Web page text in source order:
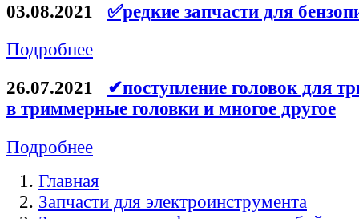
03.08.2021
✅редкие запчасти для
Подробнее
26.07.2021
✔поступление головок для
в триммерные головки и многое другое
Подробнее
Главная
Запчасти для электроинструмента